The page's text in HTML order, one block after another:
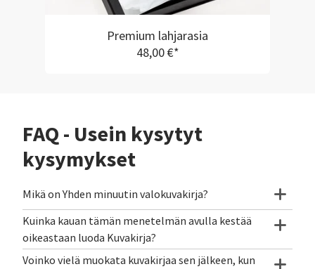
Premium lahjarasia
48,00 €*
FAQ - Usein kysytyt
kysymykset
Mikä on Yhden minuutin valokuvakirja?
Kuinka kauan tämän menetelmän avulla kestää
oikeastaan luoda Kuvakirja?
Voinko vielä muokata kuvakirjaa sen jälkeen, kun